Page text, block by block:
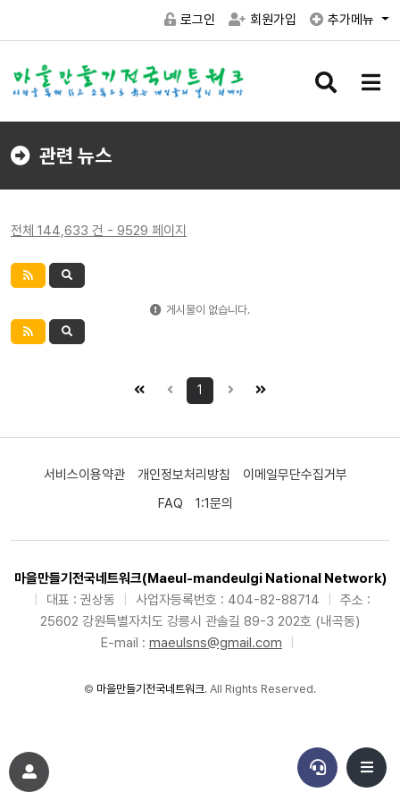
로그인 회원가입 추가메뉴
검
버
메
버
관련 뉴스
전체 144,633 건 - 9529 페이지
게시물이 없습니다.
1
서비스이용약관 개인정보처리방침
이메일무단수집거부
FAQ
1:1문의
마을만들기전국네트워크(Maeul-mandeulgi National Network)
대표 : 권상동 사업자등록번호 : 404-82-88714
주소 :
25602 강원특별자치도 강릉시 관솔길 89-3 202호 (내곡동)
E-mail : maeulsns@gmail.com
© 마을만들기전국네트워크. All Rights Reserved.